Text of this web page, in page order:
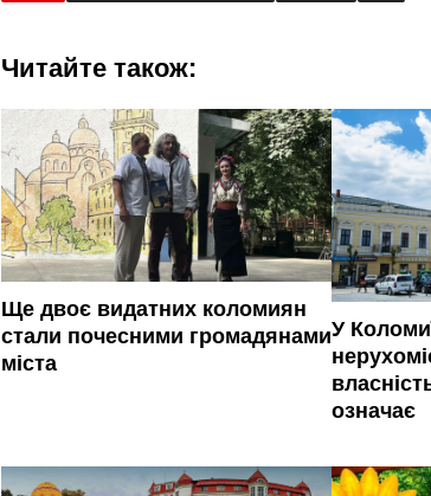
Читайте також:
Ще двоє видатних коломиян
стали почесними громадянами
міста
У
означає